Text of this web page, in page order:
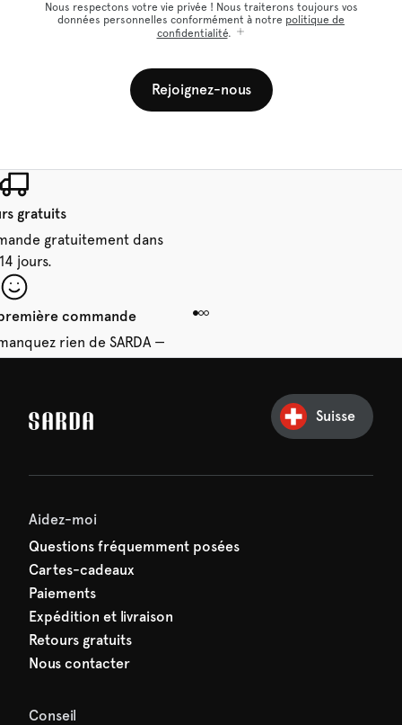
Nous respectons votre vie privée ! Nous traiterons toujours vos
données personnelles conformément à notre politique de
confidentialité.
Rejoignez-nous
gratuits
gratuitement dans
jours.
commande
rien de SARDA —
vous attend déjà !
Suisse
Aidez-moi
Questions fréquemment posées
Cartes-cadeaux
Paiements
Expédition et livraison
Retours gratuits
Nous contacter
Conseil